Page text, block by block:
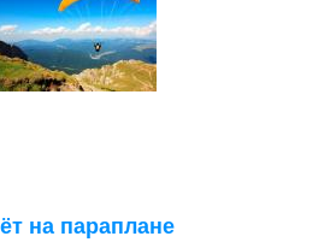
на параплане